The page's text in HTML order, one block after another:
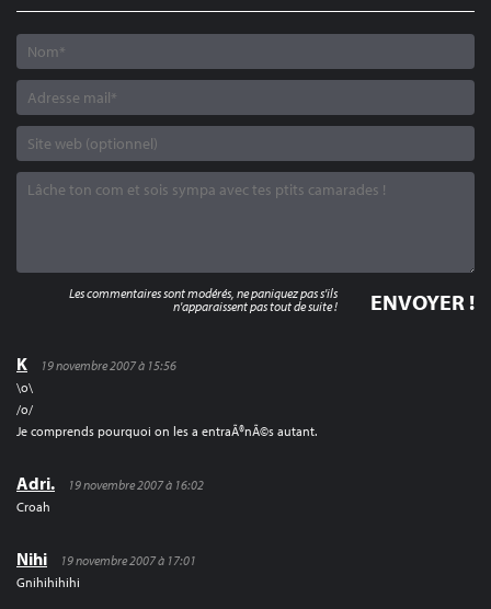
K
19 novembre 2007 à 15:56
\o\
/o/
Je comprends pourquoi on les a entraÃ®nÃ©s autant.
Adri.
19 novembre 2007 à 16:02
Croah
Nihi
19 novembre 2007 à 17:01
Gnihihihihi
Les commentaires sont modérés, ne paniquez pas s'ils
n'apparaissent pas tout de suite !